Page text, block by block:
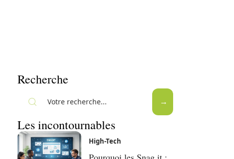
Recherche
Les incontournables
High-Tech